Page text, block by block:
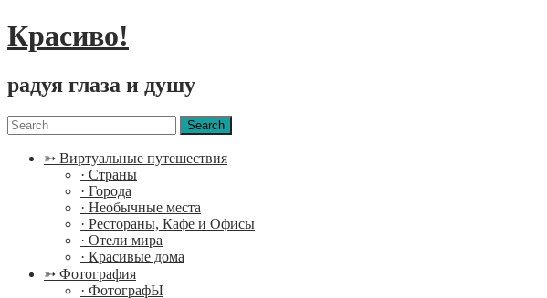
Красиво!
радуя глаза и душу
Menu
Search
for:
➳ Виртуальные путешествия
· Страны
· Города
· Необычные места
· Рестораны, Кафе и Офисы
· Отели мира
· Красивые дома
➳ Фотография
· ФотографЫ